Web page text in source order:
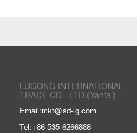
LUGONG INTERNATIONAL
TRADE CO., LTD.(Yantai)
Email:mkt@sd-lg.com
Tel:+86-535-6266888